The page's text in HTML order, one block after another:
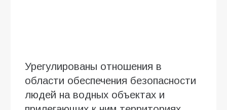
Урегулированы отношения в
области обеспечения безопасности
людей на водных объектах и